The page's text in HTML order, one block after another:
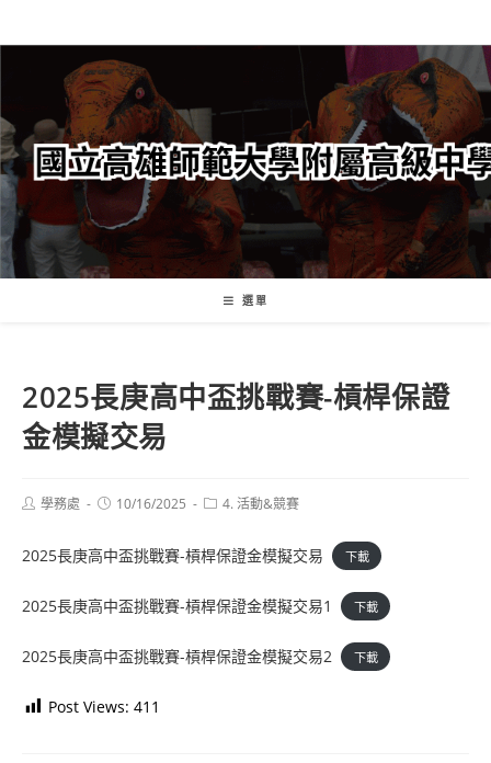
轉
要
內
容
選單
2025長庚高中盃挑戰賽-槓桿保證
金模擬交易
Post學務處
Post10/16/2025
Post4. 活動&競賽
2025長庚高中盃挑戰賽-槓桿保證金模擬交易 下載
2025長庚高中盃挑戰賽-槓桿保證金模擬交易1 下載
2025長庚高中盃挑戰賽-槓桿保證金模擬交易2 下載
Post Views: 411